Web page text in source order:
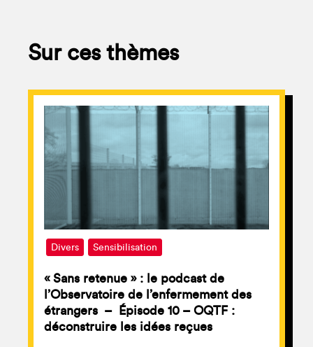
Sur ces thèmes
Divers Sensibilisation
« Sans retenue » : le podcast de
l’Observatoire de l’enfermement des
étrangers – Épisode 10 – OQTF :
déconstruire les idées reçues